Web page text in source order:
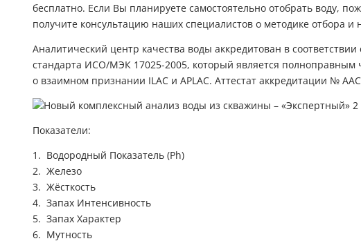
бесплатно. Если Вы планируете самостоятельно отобрать воду,
получите консультацию наших специалистов о методике отбора и
Аналитический центр качества воды аккредитован в
стандарта ИСО/МЭК 17025-2005, который является полноправным
о взаимном признании ILAC и APLAC. Аттестат аккредитации №
Показатели:
Водородный Показатель (Ph)
Железо
Жёсткость
Запах Интенсивность
Запах Характер
Мутность